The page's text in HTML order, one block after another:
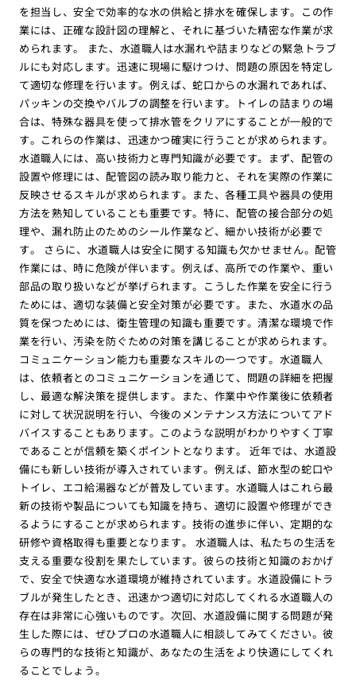
を担当し、安全で効率的な水の供給と排水を確保します。この作
業には、正確な設計図の理解と、それに基づいた精密な作業が求
められます。 また、水道職人は水漏れや詰まりなどの緊急トラブ
ルにも対応します。迅速に現場に駆けつけ、問題の原因を特定し
て適切な修理を行います。例えば、蛇口からの水漏れであれば、
パッキンの交換やバルブの調整を行います。トイレの詰まりの場
合は、特殊な器具を使って排水管をクリアにすることが一般的で
す。これらの作業は、迅速かつ確実に行うことが求められます。
水道職人には、高い技術力と専門知識が必要です。まず、配管の
設置や修理には、配管図の読み取り能力と、それを実際の作業に
反映させるスキルが求められます。また、各種工具や器具の使用
方法を熟知していることも重要です。特に、配管の接合部分の処
理や、漏れ防止のためのシール作業など、細かい技術が必要で
す。 さらに、水道職人は安全に関する知識も欠かせません。配管
作業には、時に危険が伴います。例えば、高所での作業や、重い
部品の取り扱いなどが挙げられます。こうした作業を安全に行う
ためには、適切な装備と安全対策が必要です。また、水道水の品
質を保つためには、衛生管理の知識も重要です。清潔な環境で作
業を行い、汚染を防ぐための対策を講じることが求められます。
コミュニケーション能力も重要なスキルの一つです。水道職人
は、依頼者とのコミュニケーションを通じて、問題の詳細を把握
し、最適な解決策を提供します。また、作業中や作業後に依頼者
に対して状況説明を行い、今後のメンテナンス方法についてアド
バイスすることもあります。このような説明がわかりやすく丁寧
であることが信頼を築くポイントとなります。 近年では、水道設
備にも新しい技術が導入されています。例えば、節水型の蛇口や
トイレ、エコ給湯器などが普及しています。水道職人はこれら最
新の技術や製品についても知識を持ち、適切に設置や修理ができ
るようにすることが求められます。技術の進歩に伴い、定期的な
研修や資格取得も重要となります。 水道職人は、私たちの生活を
支える重要な役割を果たしています。彼らの技術と知識のおかげ
で、安全で快適な水道環境が維持されています。水道設備にトラ
ブルが発生したとき、迅速かつ適切に対応してくれる水道職人の
存在は非常に心強いものです。次回、水道設備に関する問題が発
生した際には、ぜひプロの水道職人に相談してみてください。彼
らの専門的な技術と知識が、あなたの生活をより快適にしてくれ
ることでしょう。